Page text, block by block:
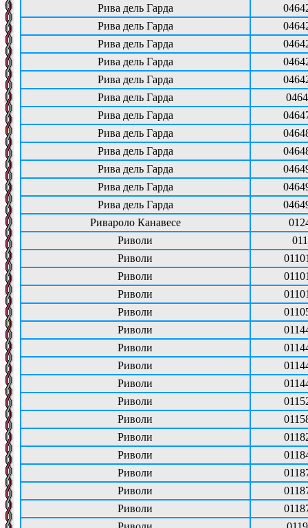
Рива дель Гарда
Рива дель Гарда
Рива дель Гарда
Рива дель Гарда
Рива дель Гарда
Рива дель Гарда
Рива дель Гарда
Рива дель Гарда
Рива дель Гарда
Рива дель Гарда
Рива дель Гарда
Рива дель Гарда
Ривароло Канавесе
Риволи
011
Риволи
Риволи
Риволи
Риволи
Риволи
Риволи
Риволи
Риволи
Риволи
Риволи
Риволи
Риволи
Риволи
Риволи
Риволи